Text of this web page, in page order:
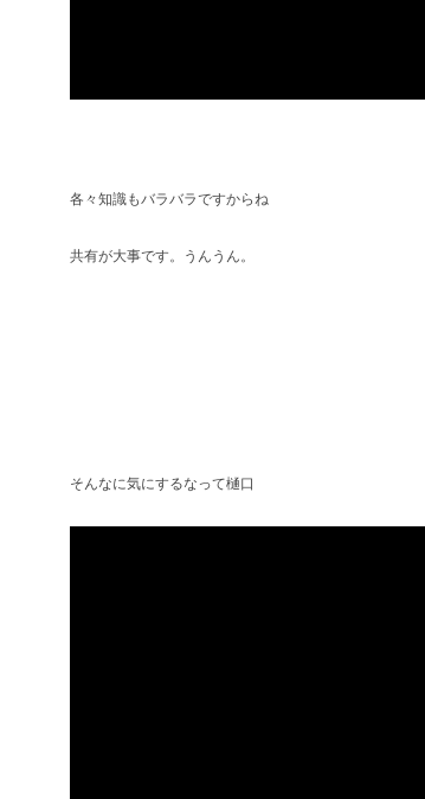
各々知識もバラバラですからね
共有が大事です。うんうん。
そんなに気にするなって樋口